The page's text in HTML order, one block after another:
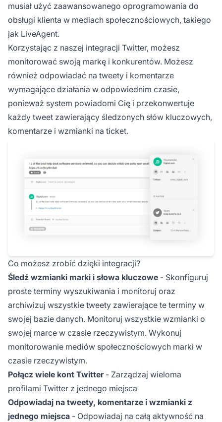
musiał użyć zaawansowanego oprogramowania do
obsługi klienta w mediach społecznościowych, takiego
jak LiveAgent.
Korzystając z naszej integracji Twitter, możesz
monitorować swoją markę i konkurentów. Możesz
również odpowiadać na tweety i komentarze
wymagające działania w odpowiednim czasie,
ponieważ system powiadomi Cię i przekonwertuje
każdy tweet zawierający śledzonych słów kluczowych,
komentarze i wzmianki na ticket.
Co możesz zrobić dzięki integracji?
Śledź wzmianki marki i słowa kluczowe - Skonfiguruj
proste terminy wyszukiwania i monitoruj oraz
archiwizuj wszystkie tweety zawierające te terminy w
swojej bazie danych. Monitoruj wszystkie wzmianki o
swojej marce w czasie rzeczywistym. Wykonuj
monitorowanie mediów społecznościowych marki w
czasie rzeczywistym.
Połącz wiele kont Twitter- Zarządzaj wieloma
profilami Twitter z jednego miejsca
Odpowiadaj na tweety, komentarze i wzmianki z
jednego miejsca - Odpowiadaj na całą aktywność na